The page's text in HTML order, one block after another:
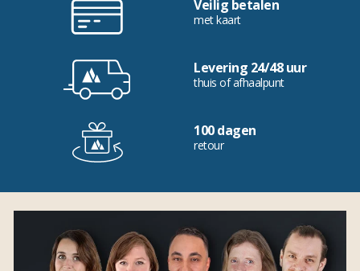
Veilig betalen
met kaart
Levering 24/48 uur
thuis of afhaalpunt
100 dagen
retour